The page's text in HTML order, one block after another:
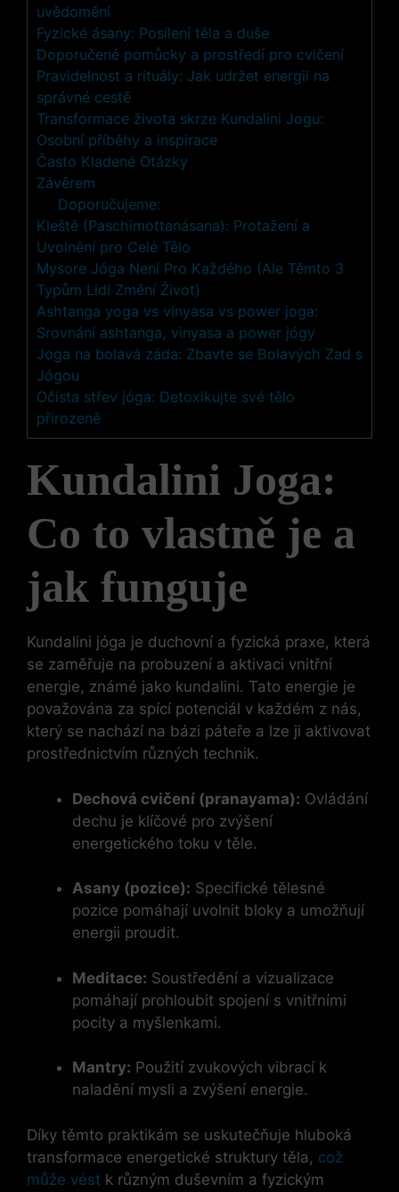
uvědomění
Fyzické ásany: Posílení těla a duše
Doporučené pomůcky a prostředí pro cvičení
Pravidelnost a rituály: Jak udržet energii na
správné cestě
Transformace života skrze Kundalini Jogu:
Osobní příběhy a inspirace
Často Kladené Otázky
Závěrem
Doporučujeme:
Kleště (Paschimottanásana): Protažení a
Uvolnění pro Celé Tělo
Mysore Jóga Není Pro Každého (Ale Těmto 3
Typům Lidí Změní Život)
Ashtanga yoga vs vinyasa vs power joga:
Srovnání ashtanga, vinyasa a power jógy
Joga na bolavá záda: Zbavte se Bolavých Zad s
Jógou
Očista střev jóga: Detoxikujte své tělo
přirozeně
Kundalini Joga:
Co to vlastně je a
jak funguje
Kundalini jóga je duchovní a fyzická praxe, která
se zaměřuje na probuzení a aktivaci vnitřní
energie, známé jako kundalini. Tato energie je
považována za spící potenciál v každém z nás,
který se nachází na bázi páteře a lze ji aktivovat
prostřednictvím různých technik.
Dechová cvičení (pranayama): Ovládání
dechu je klíčové pro zvýšení
energetického toku v těle.
Asany (pozice): Specifické tělesné
pozice pomáhají uvolnit bloky a umožňují
energii proudit.
Meditace: Soustředění a vizualizace
pomáhají prohloubit spojení s vnitřními
pocity a myšlenkami.
Mantry: Použití zvukových vibrací k
naladění mysli a zvýšení energie.
Díky těmto praktikám se uskutečňuje hluboká
transformace energetické struktury těla, což
může vést k různým duševním a fyzickým